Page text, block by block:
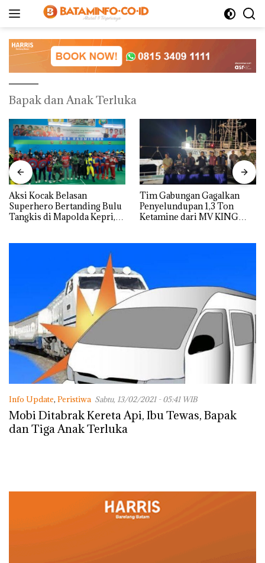
Bapak dan Anak Terluka
Aksi Kocak Belasan
Superhero Bertanding Bulu
Tangkis di Mapolda Kepri,
Tim Gabungan Gagalkan
Penyelundupan 1,3 Ton
Ketamine dari MV KING
Info Update, Peristiwa Sabtu, 13/02/2021 - 05:41 WIB
Mobi Ditabrak Kereta Api, Ibu Tewas, Bapak
dan Tiga Anak Terluka